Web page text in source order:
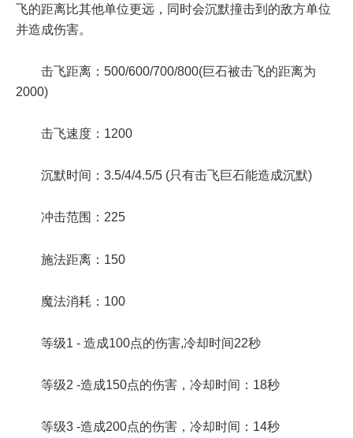
飞的距离比其他单位更远，同时会沉默撞击到的敌方单位
并造成伤害。
击飞距离：500/600/700/800(巨石被击飞的距离为
2000)
击飞速度：1200
沉默时间：3.5/4/4.5/5 (只有击飞巨石能造成沉默)
冲击范围：225
施法距离：150
魔法消耗：100
等级1 - 造成100点的伤害,冷却时间22秒
等级2 -造成150点的伤害，冷却时间：18秒
等级3 -造成200点的伤害，冷却时间：14秒